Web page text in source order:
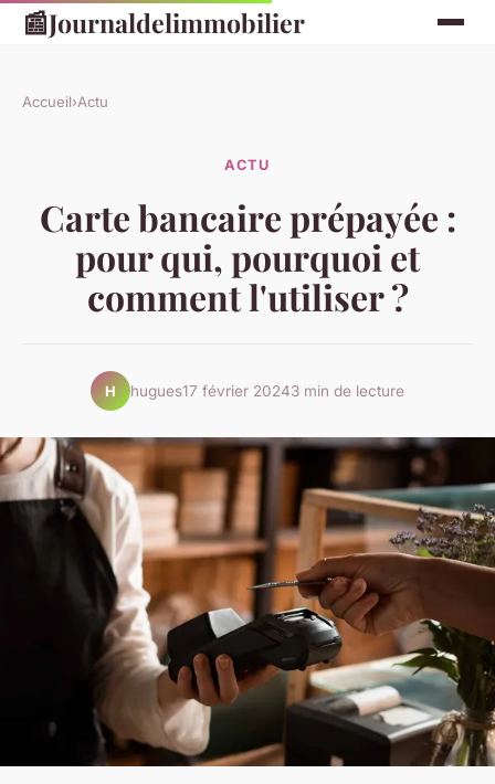
📰Journaldelimmobilier
Accueil›Actu
ACTU
Carte bancaire prépayée :
pour qui, pourquoi et
comment l'utiliser ?
H hugues17 février 20243 min de lecture